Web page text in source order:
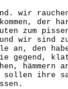
wir
der
zum
und wir
an, den
gegend,
ihre